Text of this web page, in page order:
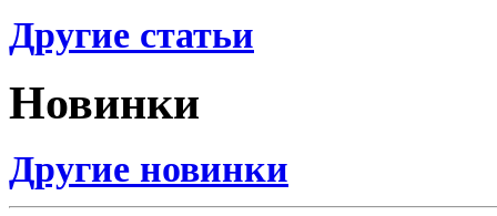
Другие статьи
Новинки
Другие новинки